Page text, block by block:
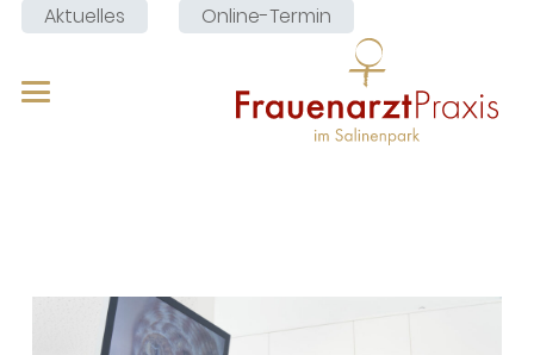
Aktuelles Online-Termin